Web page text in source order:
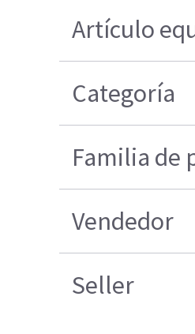
Artículo
Categoría
Familia de
Vendedor
Seller